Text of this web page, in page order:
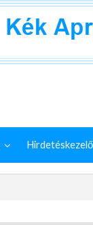
Hirdetéskezelő